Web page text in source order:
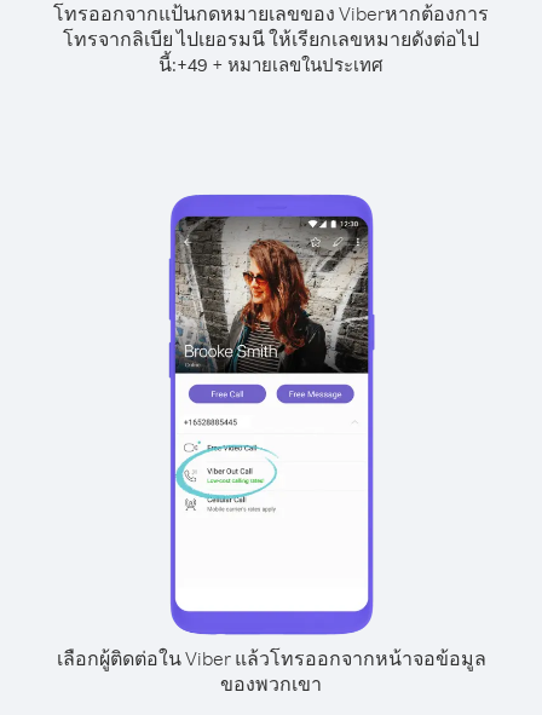
โทรออกจากแป้นกดหมายเลขของ Viberหากต้องการ
โทรจากลิเบีย ไปเยอรมนี ให้เรียกเลขหมายดังต่อไป
นี้:+49 + หมายเลขในประเทศ
เลือกผู้ติดต่อใน Viber แล้วโทรออกจากหน้าจอข้อมูล
ของพวกเขา